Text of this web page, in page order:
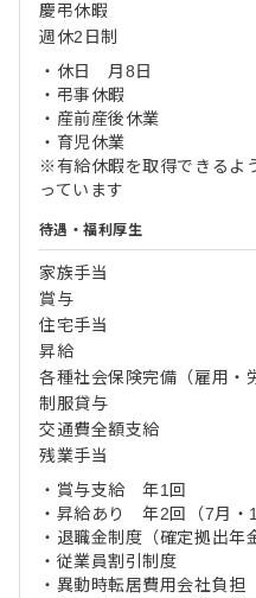
慶弔休暇
週休2日制
・休日 月8日
・弔事休暇
・産前産後休業
・育児休業
※有給休暇を取得できるよ
っています
待遇・福利厚生
家族手当
賞与
住宅手当
昇給
各種社会保険完備（雇用・
制服貸与
交通費全額支給
残業手当
・賞与支給 年1回
・昇給あり 年2回（7月・1
・退職金制度（確定拠出年
・従業員割引制度
・異動時転居費用会社負担